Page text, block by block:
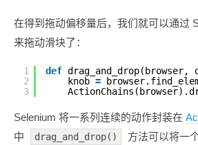
在得到拖动偏移量后，我们就可以通过
来拖动滑块了：
1
2
3
def
knob =
Selenium 将一系列连续的动作封装在
中
drag_and_drop()
方法可以将一